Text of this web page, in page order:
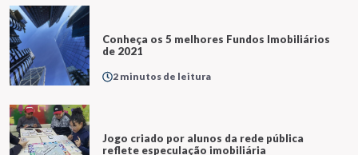
Conheça os 5 melhores Fundos Imobiliários
de 2021
2 minutos de leitura
Jogo criado por alunos da rede pública
reflete especulação imobiliária